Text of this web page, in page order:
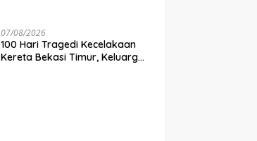
07/08/2026
100 Hari Tragedi Kecelakaan
Kereta Bekasi Timur, Keluarga